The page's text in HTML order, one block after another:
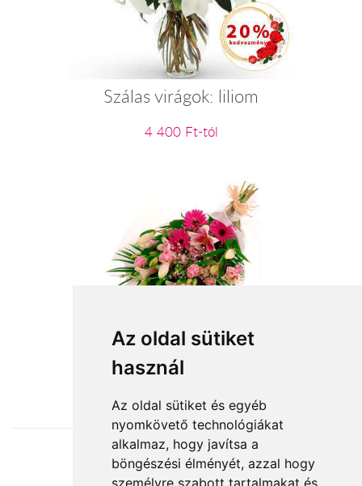
Az oldal sütiket
használ
Az oldal sütiket és egyéb
nyomkövető technológiákat
alkalmaz, hogy javítsa a
böngészési élményét, azzal hogy
személyre szabott tartalmakat és
Szálas virágok: liliom
4 400 Ft-tól
Boldog születésnapot virágcsokor
26 000 Ft-tól
Elfogadott fizetési módok